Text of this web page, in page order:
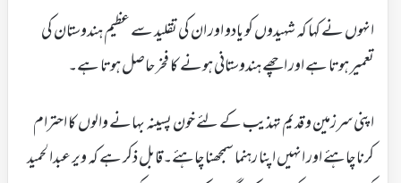
انہوں نے کہا کہ شہیدوں کو یادو اور ان کی تقلید سے عظیم ہندوستان کی
تعمیر ہوتا ہے اور اچھے ہندوستانی ہونے کا فخر حاصل ہوتا ہے۔
اپنی سرزمین و قدیم تہذیب کے لئے خون پسینہ بہانے والوں کا احترام
کرنا چاہئے اور انہیں اپنا رہنما سمجھنا چاہئے۔قابل ذکر ہے کہ ویر عبدالحمید